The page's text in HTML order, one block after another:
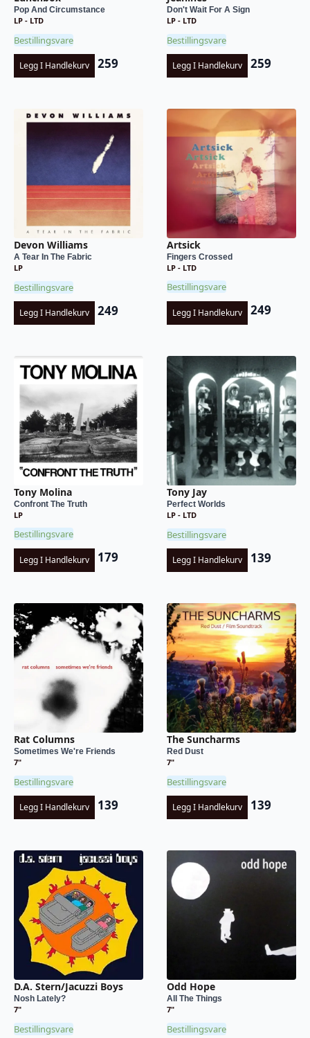
Pop And Circumstance
LP - LTD
Bestillingsvare
Legg I Handlekurv 259
Don't Wait For A Sign
LP - LTD
Bestillingsvare
Legg I Handlekurv 259
Devon Williams
A Tear In The Fabric
LP
Bestillingsvare
Legg I Handlekurv 249
Artsick
Fingers Crossed
LP - LTD
Bestillingsvare
Legg I Handlekurv 249
Tony Molina
Confront The Truth
LP
Bestillingsvare
Legg I Handlekurv 179
Tony Jay
Perfect Worlds
LP - LTD
Bestillingsvare
Legg I Handlekurv 139
Rat Columns
Sometimes We're Friends
7"
Bestillingsvare
Legg I Handlekurv 139
The Suncharms
Red Dust
7"
Bestillingsvare
Legg I Handlekurv 139
D.A. Stern/Jacuzzi Boys
Nosh Lately?
7"
Bestillingsvare
Odd Hope
All The Things
7"
Bestillingsvare